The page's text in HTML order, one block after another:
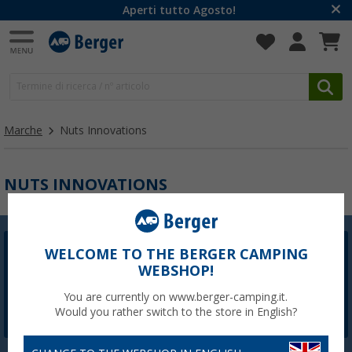
Aperti tutto Agosto!
Marche Nuts Innovations
NUTS INNOVATIONS
Newsletter Berger
La registrazione alla newsletter non è attualmente
disponibile. Risolveremo il problema il prima possibile.
WELCOME TO THE BERGER CAMPING
WEBSHOP!
You are currently on www.berger-camping.it.
Would you rather switch to the store in English?